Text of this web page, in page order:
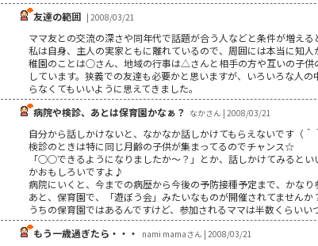
友達の範囲 | 2008/03/21
ママ友との交流の深さや同年代で話題が合う人などと条件が増え
私は自身、主人の実家ともに離れているので、周囲には本当に知
稚園のことは○さん、地域の行事は△さんと相手の方や互いの子供
しています。狭義での友達も必要かと思いますが、いろいろな人
らなくてもいいように思えてきました。
病院や検診、あとは保育園かなぁ？ なかさん | 2008/03/21
自分から話しかけないと、なかなか話しかけてもらえないです（＾
検診のときは特に同じ月齢の子供が集まってるのでチャンス☆
「○○できるようになりましたか～？」とか、話しかけてみると
かおもしろいですよ♪
病院にいくと、今までの病歴から今後の予防接種予定まで、かなり
あと、保育園で、「遊ぼう会」みたいなものが開催されてませんか
うちの保育園ではあるんですけど、参加されるママは半数くらい
もう一歳過ぎたら・・・
nami mamaさん | 2008/03/21